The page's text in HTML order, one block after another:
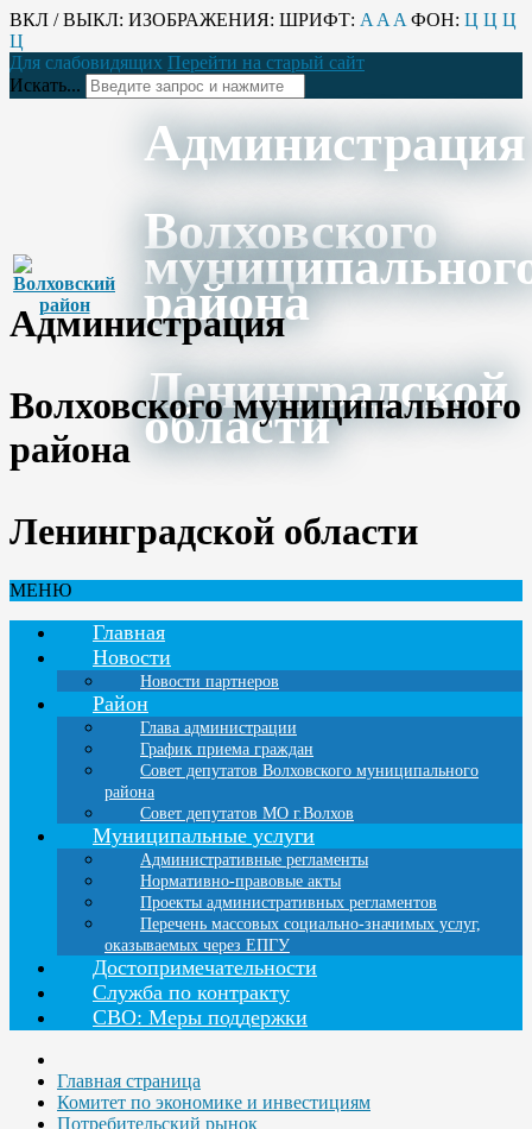
ВКЛ / ВЫКЛ: ИЗОБРАЖЕНИЯ: ШРИФТ: A A A ФОН: Ц Ц Ц
Ц
Для слабовидящих Перейти на старый сайт
Искать...
Администрация
Волховского
района
Ленинградской
области
Администрация
Волховского муниципального
района
Ленинградской области
МЕНЮ
Главная
Новости
Новости партнеров
Район
Глава администрации
График приема граждан
Совет депутатов Волховского муниципального
района
Совет депутатов МО г.Волхов
Муниципальные услуги
Административные регламенты
Нормативно-правовые акты
Проекты административных регламентов
Перечень массовых социально-значимых услуг,
оказываемых через ЕПГУ
Достопримечательности
Служба по контракту
СВО: Меры поддержки
Главная страница
Комитет по экономике и инвестициям
Потребительский рынок